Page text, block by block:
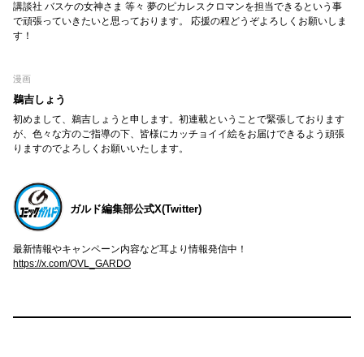
講談社 バスケの女神さま 等々 夢のピカレスクロマンを担当できるという事
で頑張っていきたいと思っております。 応援の程どうぞよろしくお願いしま
す！
漫画
鵜吉しょう
初めまして、鵜吉しょうと申します。初連載ということで緊張しております
が、色々な方のご指導の下、皆様にカッチョイイ絵をお届けできるよう頑張
りますのでよろしくお願いいたします。
ガルド編集部公式X(Twitter)
最新情報やキャンペーン内容など耳より情報発信中！
https://x.com/OVL_GARDO